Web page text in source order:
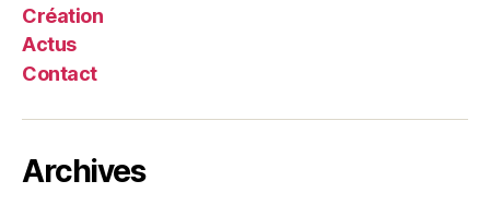
Création
Actus
Contact
Archives